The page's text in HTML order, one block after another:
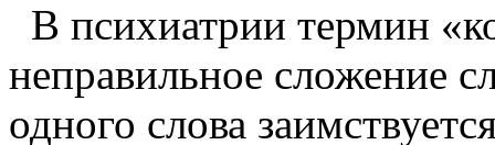
В психиатрии термин
неправильное сложение
одного слова